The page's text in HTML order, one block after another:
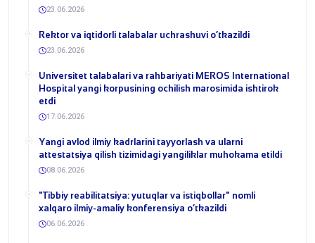
23.06.2026
​Rektor va iqtidorli talabalar uchrashuvi o‘tkazildi
23.06.2026
Universitet talabalari va rahbariyati MEROS International
Hospital yangi korpusining ochilish marosimida ishtirok
etdi
17.06.2026
Yangi avlod ilmiy kadrlarini tayyorlash va ularni
attestatsiya qilish tizimidagi yangiliklar muhokama etildi
08.06.2026
​"Tibbiy reabilitatsiya: yutuqlar va istiqbollar" nomli
xalqaro ilmiy-amaliy konferensiya o‘tkazildi
06.06.2026